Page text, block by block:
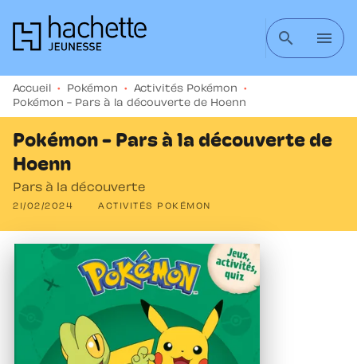
MENU RECHERCHE CONTENU
search menu
Accueil • Pokémon • Activités Pokémon
•
Pokémon - Pars à la découverte de Hoenn
Pokémon - Pars à la découverte de
Hoenn
Pars à la découverte
21/02/2024 ACTIVITÉS POKÉMON